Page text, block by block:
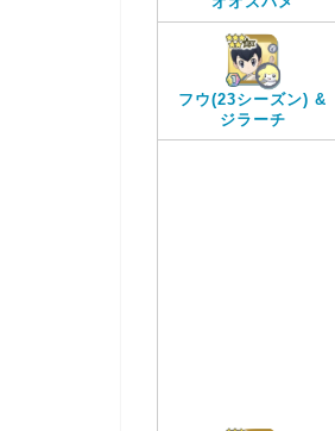
フウ(23シーズン) &
ジラーチ